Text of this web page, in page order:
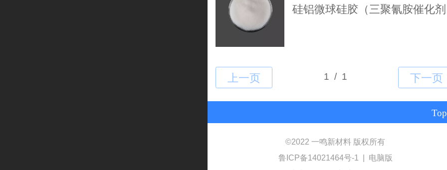
硅铝微球硅胶（三聚氰胺催化
Top
©2022 一鸣新材料 版权所有
鲁ICP备14021464号-1
电脑版